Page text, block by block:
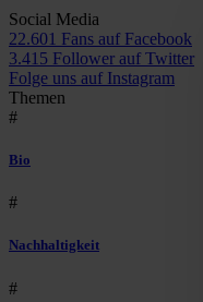
Social Media
22.601 Fans auf Facebook
3.415 Follower auf Twitter
Folge uns auf Instagram
Themen
#
Bio
#
Nachhaltigkeit
#